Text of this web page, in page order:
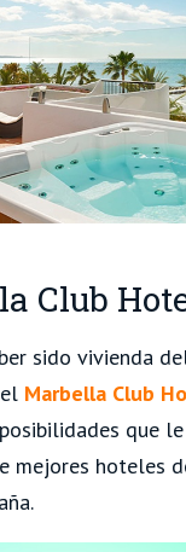
Club
sido vivienda
Marbella Club
que
mejores hoteles